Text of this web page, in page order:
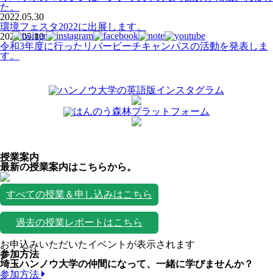
た。
2022.05.30
環境フェスタ2022に出展します。
2022.05.10
令和3年度に行ったリバービーチキャンパスの活動を発表しま
す。
授業案内
最新の授業案内はこちらから。
すべての授業＆申し込みはこちら
過去の授業レポートはこちら
お申込みいただいたイベントが表示されます
参加方法
埼玉ハンノウ大学の仲間になって、一緒に学びませんか？
参加方法